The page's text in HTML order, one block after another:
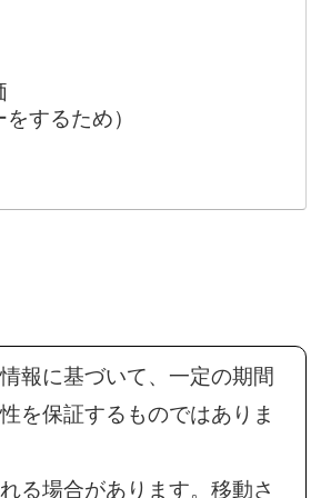
するため）
報に基づいて、一定の期間
を保証するものではありま
る場合があります。移動さ